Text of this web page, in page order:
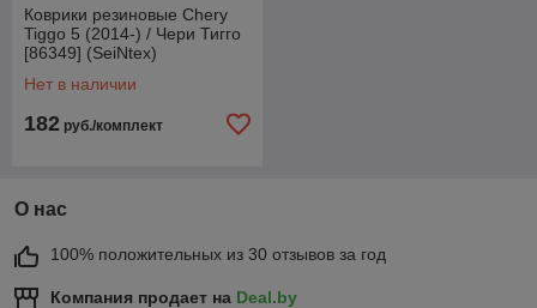
Коврики резиновые Chery
Tiggo 5 (2014-) / Чери Тигго
[86349] (SeiNtex)
Нет в наличии
182 руб./комплект
О нас
100% положительных из 30 отзывов за год
Компания продает на Deal.by